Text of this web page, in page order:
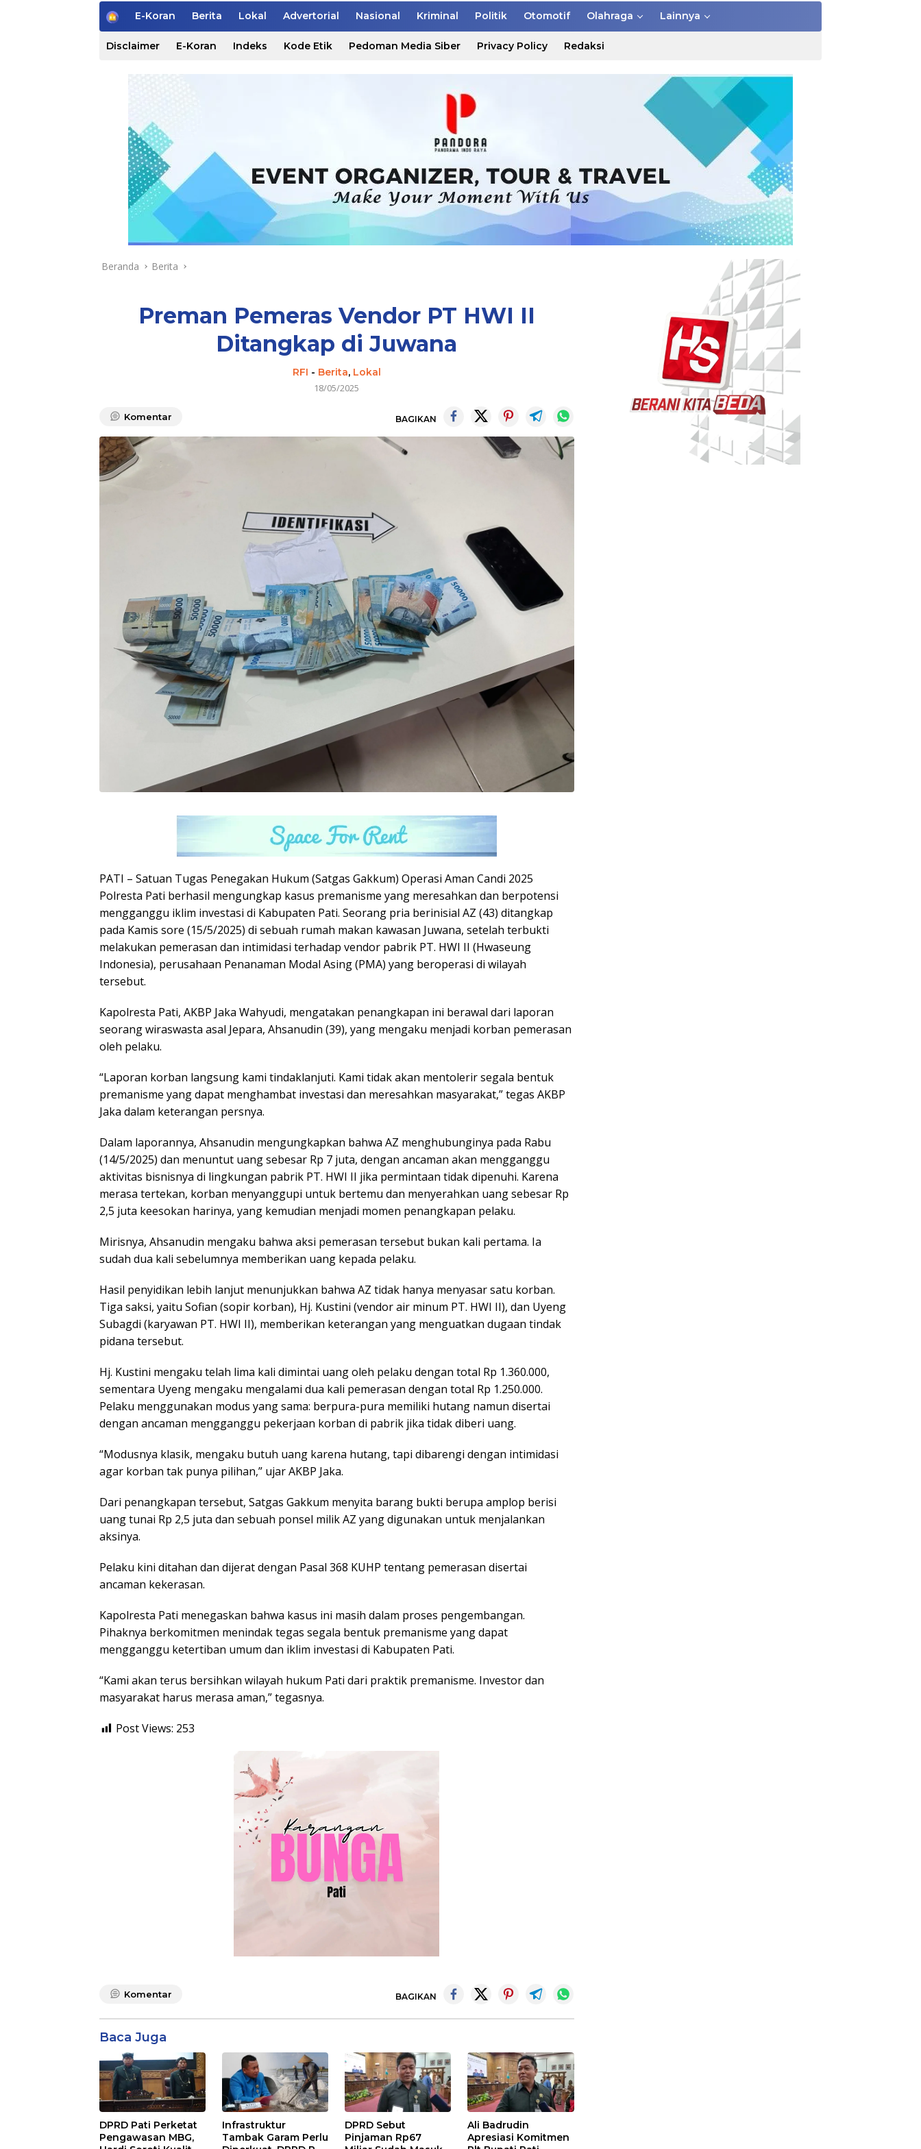
H
e
E-Koran Berita Lokal Advertorial Nasional Kriminal Politik Otomotif Olahraga Lainnya
Disclaimer E-Koran Indeks Kode Etik Pedoman Media Siber Privacy Policy Redaksi
Beranda Berita
Preman Pemeras Vendor PT HWI II
Ditangkap di Juwana
RFI - Berita, Lokal
18/05/2025
Komentar BAGIKAN
PATI – Satuan Tugas Penegakan Hukum (Satgas Gakkum) Operasi Aman Candi 2025
Polresta Pati berhasil mengungkap kasus premanisme yang meresahkan dan berpotensi
mengganggu iklim investasi di Kabupaten Pati. Seorang pria berinisial AZ (43) ditangkap
pada Kamis sore (15/5/2025) di sebuah rumah makan kawasan Juwana, setelah terbukti
melakukan pemerasan dan intimidasi terhadap vendor pabrik PT. HWI II (Hwaseung
Indonesia), perusahaan Penanaman Modal Asing (PMA) yang beroperasi di wilayah
tersebut.
Kapolresta Pati, AKBP Jaka Wahyudi, mengatakan penangkapan ini berawal dari laporan
seorang wiraswasta asal Jepara, Ahsanudin (39), yang mengaku menjadi korban pemerasan
oleh pelaku.
“Laporan korban langsung kami tindaklanjuti. Kami tidak akan mentolerir segala bentuk
premanisme yang dapat menghambat investasi dan meresahkan masyarakat,” tegas AKBP
Jaka dalam keterangan persnya.
Dalam laporannya, Ahsanudin mengungkapkan bahwa AZ menghubunginya pada Rabu
(14/5/2025) dan menuntut uang sebesar Rp 7 juta, dengan ancaman akan mengganggu
aktivitas bisnisnya di lingkungan pabrik PT. HWI II jika permintaan tidak dipenuhi. Karena
merasa tertekan, korban menyanggupi untuk bertemu dan menyerahkan uang sebesar Rp
2,5 juta keesokan harinya, yang kemudian menjadi momen penangkapan pelaku.
Mirisnya, Ahsanudin mengaku bahwa aksi pemerasan tersebut bukan kali pertama. Ia
sudah dua kali sebelumnya memberikan uang kepada pelaku.
Hasil penyidikan lebih lanjut menunjukkan bahwa AZ tidak hanya menyasar satu korban.
Tiga saksi, yaitu Sofian (sopir korban), Hj. Kustini (vendor air minum PT. HWI II), dan Uyeng
Subagdi (karyawan PT. HWI II), memberikan keterangan yang menguatkan dugaan tindak
pidana tersebut.
Hj. Kustini mengaku telah lima kali dimintai uang oleh pelaku dengan total Rp 1.360.000,
sementara Uyeng mengaku mengalami dua kali pemerasan dengan total Rp 1.250.000.
Pelaku menggunakan modus yang sama: berpura-pura memiliki hutang namun disertai
dengan ancaman mengganggu pekerjaan korban di pabrik jika tidak diberi uang.
“Modusnya klasik, mengaku butuh uang karena hutang, tapi dibarengi dengan intimidasi
agar korban tak punya pilihan,” ujar AKBP Jaka.
Dari penangkapan tersebut, Satgas Gakkum menyita barang bukti berupa amplop berisi
uang tunai Rp 2,5 juta dan sebuah ponsel milik AZ yang digunakan untuk menjalankan
aksinya.
Pelaku kini ditahan dan dijerat dengan Pasal 368 KUHP tentang pemerasan disertai
ancaman kekerasan.
Kapolresta Pati menegaskan bahwa kasus ini masih dalam proses pengembangan.
Pihaknya berkomitmen menindak tegas segala bentuk premanisme yang dapat
mengganggu ketertiban umum dan iklim investasi di Kabupaten Pati.
“Kami akan terus bersihkan wilayah hukum Pati dari praktik premanisme. Investor dan
masyarakat harus merasa aman,” tegasnya.
Post Views: 253
Komentar BAGIKAN
Baca Juga
DPRD Pati Perketat
Pengawasan MBG,
Infrastruktur
Tambak Garam Perlu
DPRD Sebut
Pinjaman Rp67
Ali Badrudin
Apresiasi Komitmen